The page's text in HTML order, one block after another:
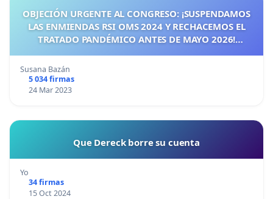
OBJECIÓN URGENTE AL CONGRESO: ¡SUSPENDAMOS
LAS ENMIENDAS RSI OMS 2024 Y RECHACEMOS EL
TRATADO PANDÉMICO ANTES DE MAYO 2026!
Susana Bazán
5 034 firmas
24 Mar 2023
Que Dereck borre su cuenta
Yo
34 firmas
15 Oct 2024